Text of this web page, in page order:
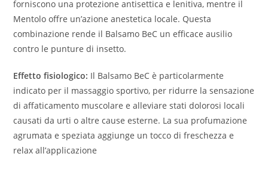
forniscono una protezione antisettica e lenitiva, mentre il
Mentolo offre un’azione anestetica locale. Questa
combinazione rende il Balsamo BeC un efficace ausilio
contro le punture di insetto.
Effetto fisiologico: Il Balsamo BeC è particolarmente
indicato per il massaggio sportivo, per ridurre la sensazione
di affaticamento muscolare e alleviare stati dolorosi locali
causati da urti o altre cause esterne. La sua profumazione
agrumata e speziata aggiunge un tocco di freschezza e
relax all’applicazione